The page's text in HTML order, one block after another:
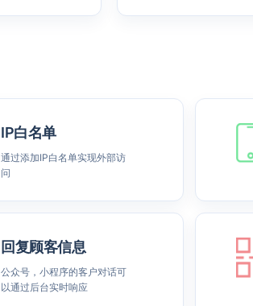
IP白名单
通过添加IP白名单实现外部访
问
回复顾客信息
公众号，小程序的客户对话可
以通过后台实时响应